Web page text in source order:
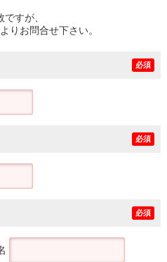
ですが、
りお問合せ下さい。
必須
必須
必須